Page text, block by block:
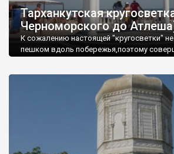
Тарханкутская
Черноморского до
К сожалению настоящей "кругосветки"
пешком вдоль побережья,поэтому